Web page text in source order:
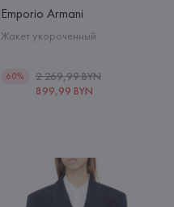
Emporio Armani
Жакет укороченный
60%
2 269,99 BYN
899,99 BYN